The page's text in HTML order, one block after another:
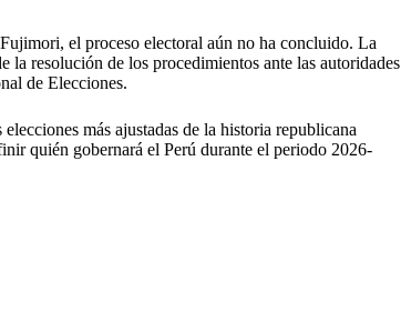
el proceso electoral aún no ha concluido. La
la resolución de los procedimientos ante las autoridades
de Elecciones.
más ajustadas de la historia republicana
quién gobernará el Perú durante el periodo 2026-